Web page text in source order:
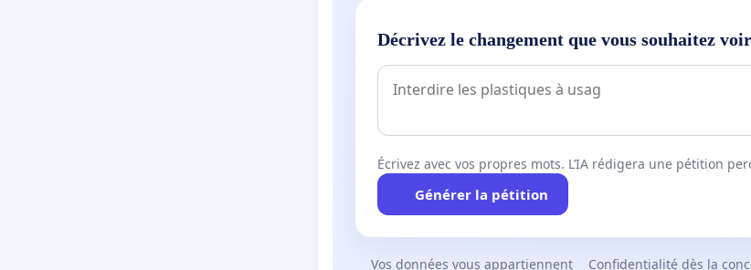
Décrivez le changement que vous souhaitez voir
Écrivez avec vos propres mots. L’IA rédigera une pétition
Générer la pétition
Vos données vous appartiennent Confidentialité dès la